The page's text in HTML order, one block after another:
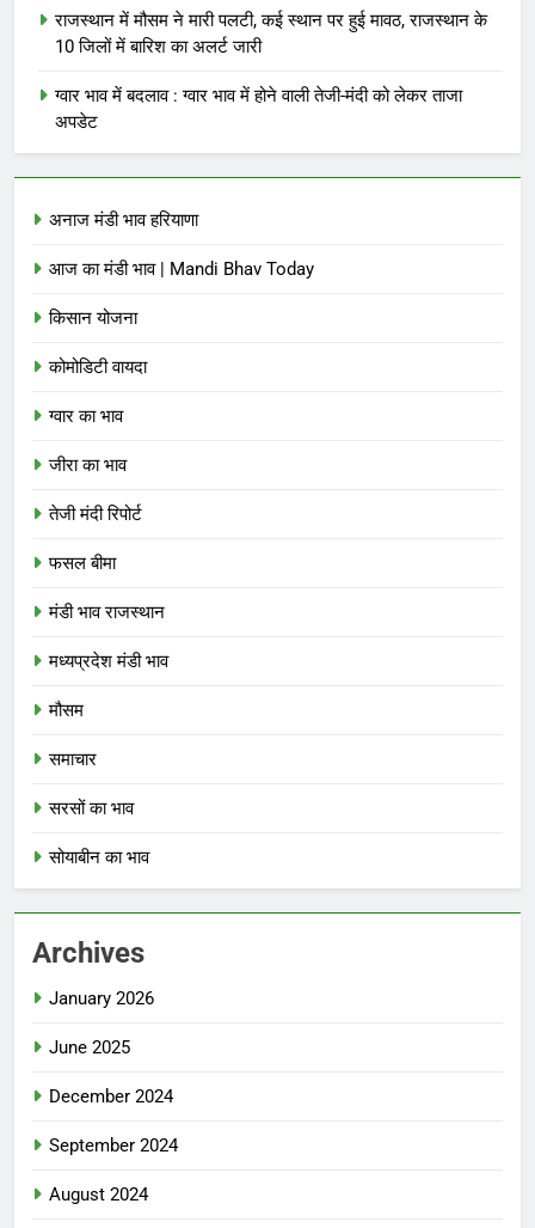
राजस्थान में मौसम ने मारी पलटी, कई स्थान पर हुई मावठ, राजस्थान के
10 जिलों में बारिश का अलर्ट जारी
ग्वार भाव में बदलाव : ग्वार भाव में होने वाली तेजी-मंदी को लेकर ताजा
अपडेट
अनाज मंडी भाव हरियाणा
आज का मंडी भाव | Mandi Bhav Today
किसान योजना
कोमोडिटी वायदा
ग्वार का भाव
जीरा का भाव
तेजी मंदी रिपोर्ट
फसल बीमा
मंडी भाव राजस्थान
मध्यप्रदेश मंडी भाव
मौसम
समाचार
सरसों का भाव
सोयाबीन का भाव
Archives
January 2026
June 2025
December 2024
September 2024
August 2024